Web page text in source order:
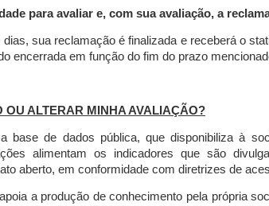
para avaliar e, com sua avaliação, a
sua reclamação é finalizada e receberá o
encerrada em função do fim do prazo
OU ALTERAR MINHA AVALIAÇÃO?
base de dados pública, que disponibiliza à
alimentam os indicadores que são
aberto, em conformidade com diretrizes de
a produção de conhecimento pela própria